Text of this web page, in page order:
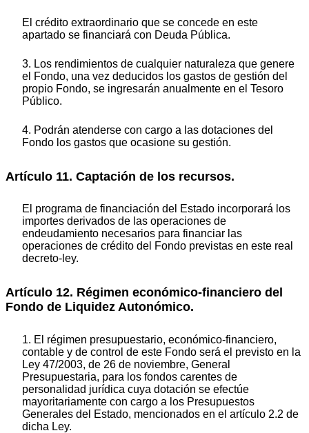
El crédito extraordinario que se concede en este
apartado se financiará con Deuda Pública.
3. Los rendimientos de cualquier naturaleza que genere
el Fondo, una vez deducidos los gastos de gestión del
propio Fondo, se ingresarán anualmente en el Tesoro
Público.
4. Podrán atenderse con cargo a las dotaciones del
Fondo los gastos que ocasione su gestión.
Artículo 11. Captación de los recursos.
El programa de financiación del Estado incorporará los
importes derivados de las operaciones de
endeudamiento necesarios para financiar las
operaciones de crédito del Fondo previstas en este real
decreto-ley.
Artículo 12. Régimen económico-financiero del
Fondo de Liquidez Autonómico.
1. El régimen presupuestario, económico-financiero,
contable y de control de este Fondo será el previsto en la
Ley 47/2003, de 26 de noviembre, General
Presupuestaria, para los fondos carentes de
personalidad jurídica cuya dotación se efectúe
mayoritariamente con cargo a los Presupuestos
Generales del Estado, mencionados en el artículo 2.2 de
dicha Ley.